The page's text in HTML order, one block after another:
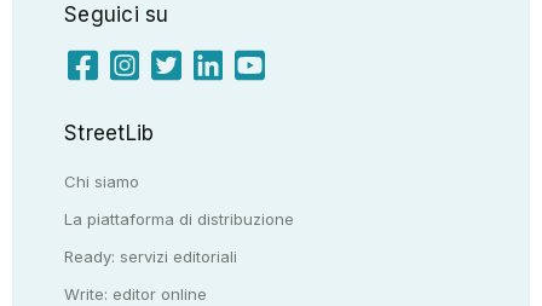
Seguici su
StreetLib
Chi siamo
La piattaforma di distribuzione
Ready: servizi editoriali
Write: editor online